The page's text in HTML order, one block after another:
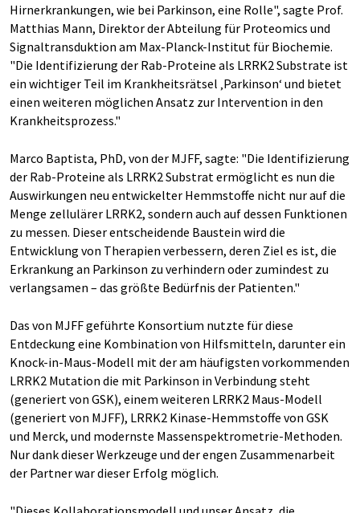
Hirnerkrankungen, wie bei Parkinson, eine Rolle", sagte Prof.
Matthias Mann, Direktor der Abteilung für Proteomics und
Signaltransduktion am Max-Planck-Institut für Biochemie.
"Die Identifizierung der Rab-Proteine als LRRK2 Substrate ist
ein wichtiger Teil im Krankheitsrätsel ‚Parkinson‘ und bietet
einen weiteren möglichen Ansatz zur Intervention in den
Krankheitsprozess."
Marco Baptista, PhD, von der MJFF, sagte: "Die Identifizierung
der Rab-Proteine als LRRK2 Substrat ermöglicht es nun die
Auswirkungen neu entwickelter Hemmstoffe nicht nur auf die
Menge zellulärer LRRK2, sondern auch auf dessen Funktionen
zu messen. Dieser entscheidende Baustein wird die
Entwicklung von Therapien verbessern, deren Ziel es ist, die
Erkrankung an Parkinson zu verhindern oder zumindest zu
verlangsamen – das größte Bedürfnis der Patienten."
Das von MJFF geführte Konsortium nutzte für diese
Entdeckung eine Kombination von Hilfsmitteln, darunter ein
Knock-in-Maus-Modell mit der am häufigsten vorkommenden
LRRK2 Mutation die mit Parkinson in Verbindung steht
(generiert von GSK), einem weiteren LRRK2 Maus-Modell
(generiert von MJFF), LRRK2 Kinase-Hemmstoffe von GSK
und Merck, und modernste Massenspektrometrie-Methoden.
Nur dank dieser Werkzeuge und der engen Zusammenarbeit
der Partner war dieser Erfolg möglich.